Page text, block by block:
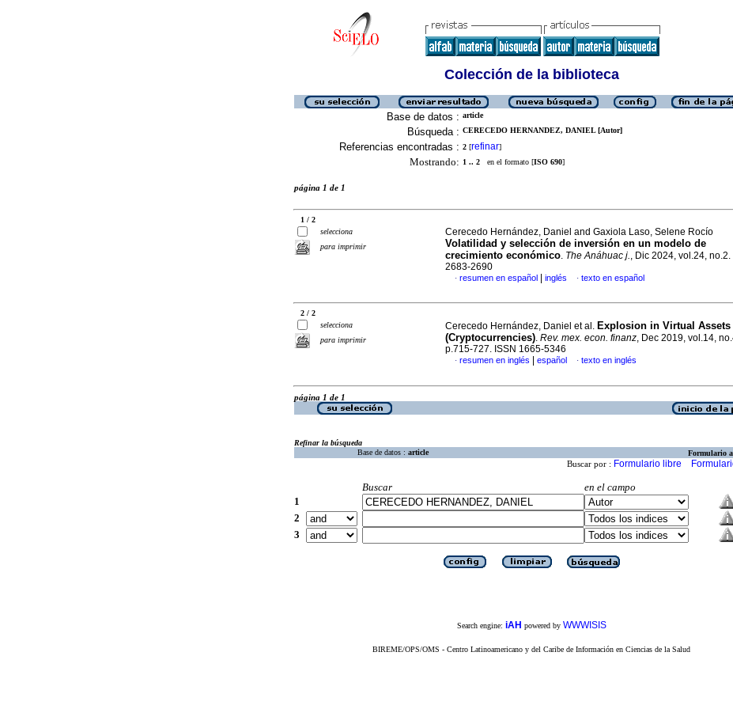
Colección de la biblioteca
Base de datos : article
Búsqueda : CERECEDO HERNANDEZ, DANIEL [Autor]
Referencias encontradas : 2 [refinar]
Mostrando: 1 .. 2 en el formato [ISO 690]
página 1 de 1
1 / 2
selecciona
para imprimir
Cerecedo Hernández, Daniel and Gaxiola Laso, Selene Rocío
Volatilidad y selección de inversión en un modelo de
crecimiento económico. The Anáhuac j., Dic 2024, vol.24, no.2.
2683-2690
· resumen en español inglés · texto en español
2 / 2
selecciona
para imprimir
Cerecedo Hernández, Daniel et al. Explosion in Virtual Assets
(Cryptocurrencies). Rev. mex. econ. finanz, Dec 2019, vol.14,
p.715-727. ISSN 1665-5346
· resumen en inglés español · texto en inglés
página 1 de 1
Refinar la búsqueda
Base de datos : article Formulario
Buscar por : Formulario libre
Buscar
en el campo
1
2
3
Search engine: iAH powered by WWWISIS
BIREME/OPS/OMS - Centro Latinoamericano y del Caribe de Información en Ciencias de la Salud